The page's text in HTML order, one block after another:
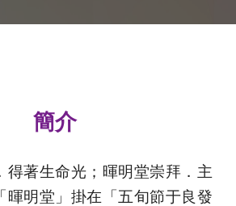
簡介
得著生命光；暉明堂崇拜．主
暉明堂」掛在「五旬節于良發